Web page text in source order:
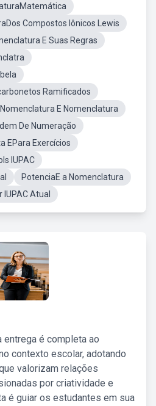
Compostos Iônicos Lewis
E Suas Regras
Ramificados
E Nomenclatura
De Numeração
EPara Exercícios
IUPAC
PotenciaE a Nomenclatura
Atual
entrega é completa ao
contexto escolar, adotando
valorizam relações
por criatividade e
é guiar os estudantes em sua